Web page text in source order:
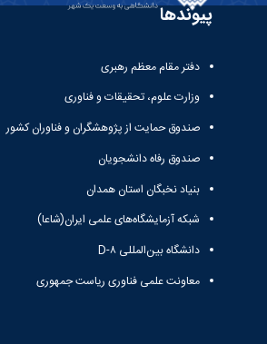
پیوندها
دفتر مقام معظم رهبری
وزارت علوم، تحقیقات و فناوری
صندوق حمایت از پژوهشگران و فناوران کشور
صندوق رفاه دانشجویان
بنیاد نخبگان استان همدان
شبکه آزمایشگاه‌های علمی ایران(شاعا)
دانشگاه بین‌المللی D-۸
معاونت علمی فناوری ریاست جمهوری